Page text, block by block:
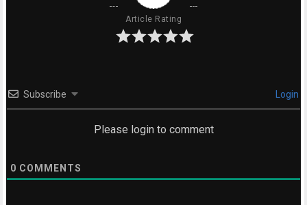
Article Rating
Subscribe Login
Please login to comment
0 COMMENTS